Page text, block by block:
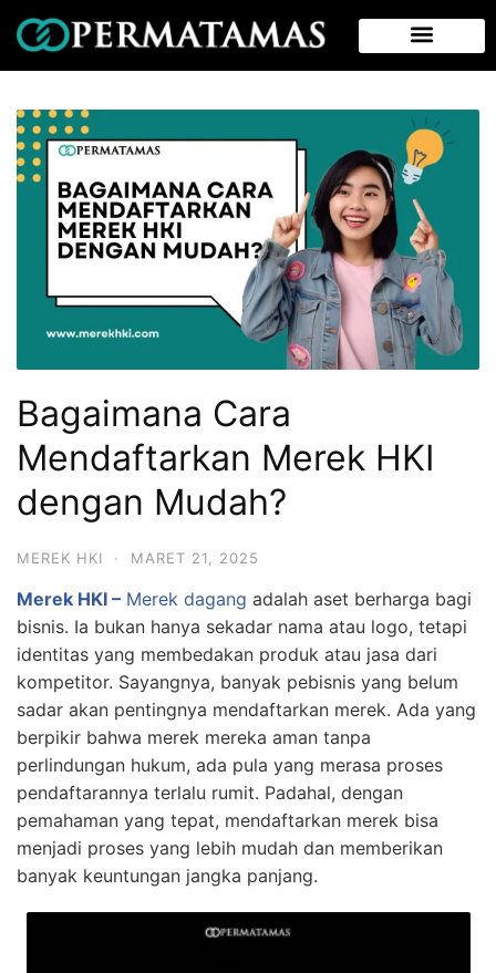
Bagaimana Cara
Mendaftarkan Merek HKI
dengan Mudah?
MEREK HKI · MARET 21, 2025
Merek HKI – Merek dagang adalah aset berharga bagi
bisnis. Ia bukan hanya sekadar nama atau logo, tetapi
identitas yang membedakan produk atau jasa dari
kompetitor. Sayangnya, banyak pebisnis yang belum
sadar akan pentingnya mendaftarkan merek. Ada yang
berpikir bahwa merek mereka aman tanpa
perlindungan hukum, ada pula yang merasa proses
pendaftarannya terlalu rumit. Padahal, dengan
pemahaman yang tepat, mendaftarkan merek bisa
menjadi proses yang lebih mudah dan memberikan
banyak keuntungan jangka panjang.